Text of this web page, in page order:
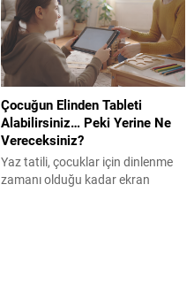
Çocuğun Elinden Tableti
Alabilirsiniz… Peki Yerine Ne
Vereceksiniz?
Yaz tatili, çocuklar için dinlenme
zamanı olduğu kadar ekran